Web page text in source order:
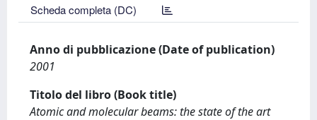
Scheda completa (DC)
Anno di pubblicazione (Date of publication)
2001
Titolo del libro (Book title)
Atomic and molecular beams: the state of the art